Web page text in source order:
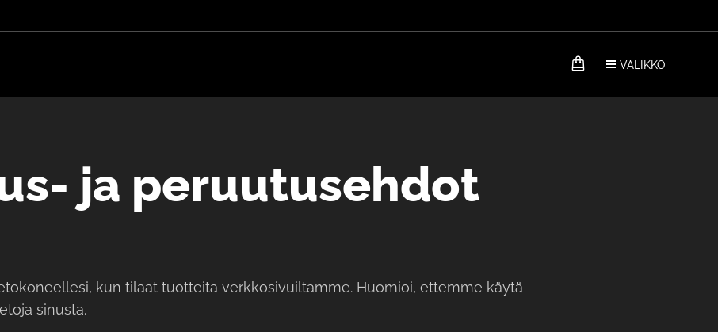
VALIKKO
ja peruutusehdot
kun tilaat tuotteita verkkosivuiltamme. Huomioi, ettemme käytä
sinusta.